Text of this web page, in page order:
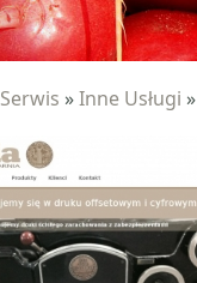
Serwis »Inne Usługi »